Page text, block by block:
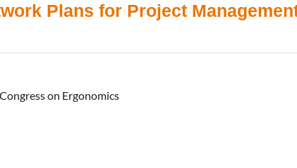
Plans for Project
on Ergonomics